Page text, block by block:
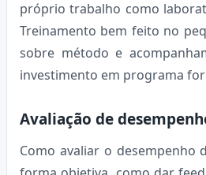
próprio trabalho como
Treinamento bem feito no
sobre método e
investimento em programa
Avaliação de
Como avaliar o desempenho